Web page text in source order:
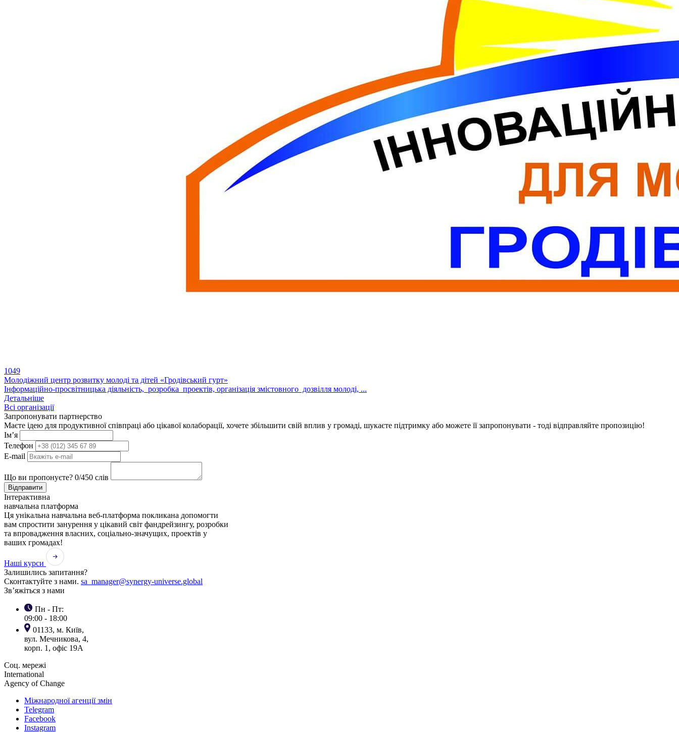
1049
Молодіжний центр розвитку молоді та дітей «Гродівський гурт»
Інформаційно-просвітницька діяльність, розробка проектів, організація змістовного дозвілля молоді, ...
Детальніше
Всі організації
Запропонувати партнерство
Маєте ідею для продуктивної співпраці або цікавої колаборації, хочете збільшити свій вплив у громаді, шукаєте підтримку або можете її запропонувати - тоді відправляйте пропозицію!
Ім’я
Телефон
E-mail
Що ви пропонуєте? 0/450 слів
Відправити
Інтерактивна
навчальна платформа
Ця унікальна навчальна веб-платформа покликана допомогти
вам спростити занурення у цікавий світ фандрейзингу, розробки
та впровадження власних, соціально-значущих, проектів у
ваших громадах!
Наші курси
Залишились запитання?
Сконтактуйте з нами. sa_manager@synergy-universe.global
Зв’яжіться з нами
Пн - Пт:
09:00 - 18:00
01133, м. Київ,
вул. Мечникова, 4,
корп. 1, офіс 19А
Соц. мережі
International
Agency of Change
Міжнародної агенції змін
Telegram
Facebook
Instagram